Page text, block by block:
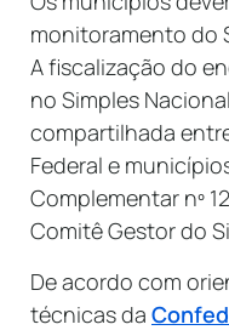
monitoramento do
A fiscalização do
no Simples
compartilhada
Federal e
Complementar nº
Comitê Gestor do
De acordo com
técnicas da